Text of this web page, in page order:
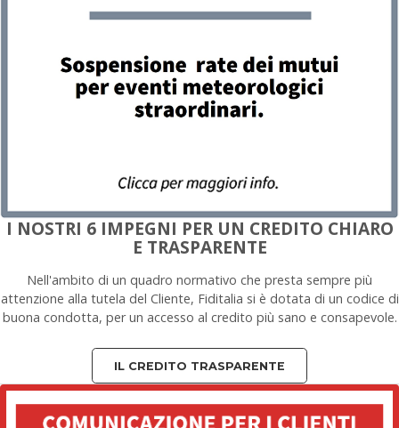
I NOSTRI 6 IMPEGNI PER UN CREDITO CHIARO
E TRASPARENTE
Nell'ambito di un quadro normativo che presta sempre più
attenzione alla tutela del Cliente, Fiditalia si è dotata di un codice di
buona condotta, per un accesso al credito più sano e consapevole.
IL CREDITO TRASPARENTE